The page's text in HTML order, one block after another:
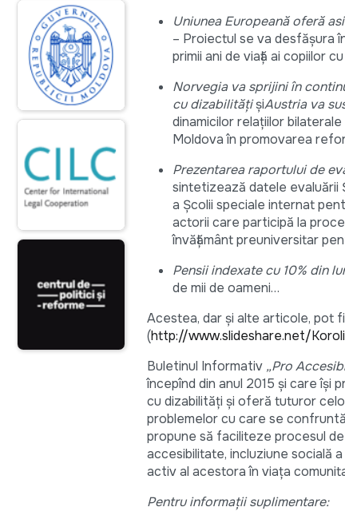
Uniunea Europeană oferă
– Proiectul se va desfăşura
primii ani de viață ai copiilor
Norvegia va sprijini în
cu dizabilităţişiAustria va
dinamicilor relaţiilor
Moldova în promovarea
Prezentarea raportului de
sintetizează datele evaluării
a Școlii speciale internat
actorii care participă la
învățământ preuniversitar
Pensii indexate cu 10% din
de mii de oameni…
Acestea, dar şi alte articole, pot
(http://www.slideshare.net/
Buletinul Informativ „Pro
începînd din anul 2015 şi care îşi
cu dizabilități și oferă tuturor
problemelor cu care se
propune să faciliteze procesul
accesibilitate, incluziune socială
activ al acestora în viața
Pentru informații suplimentare: